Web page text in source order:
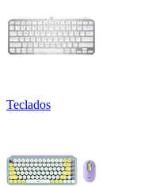
Teclados